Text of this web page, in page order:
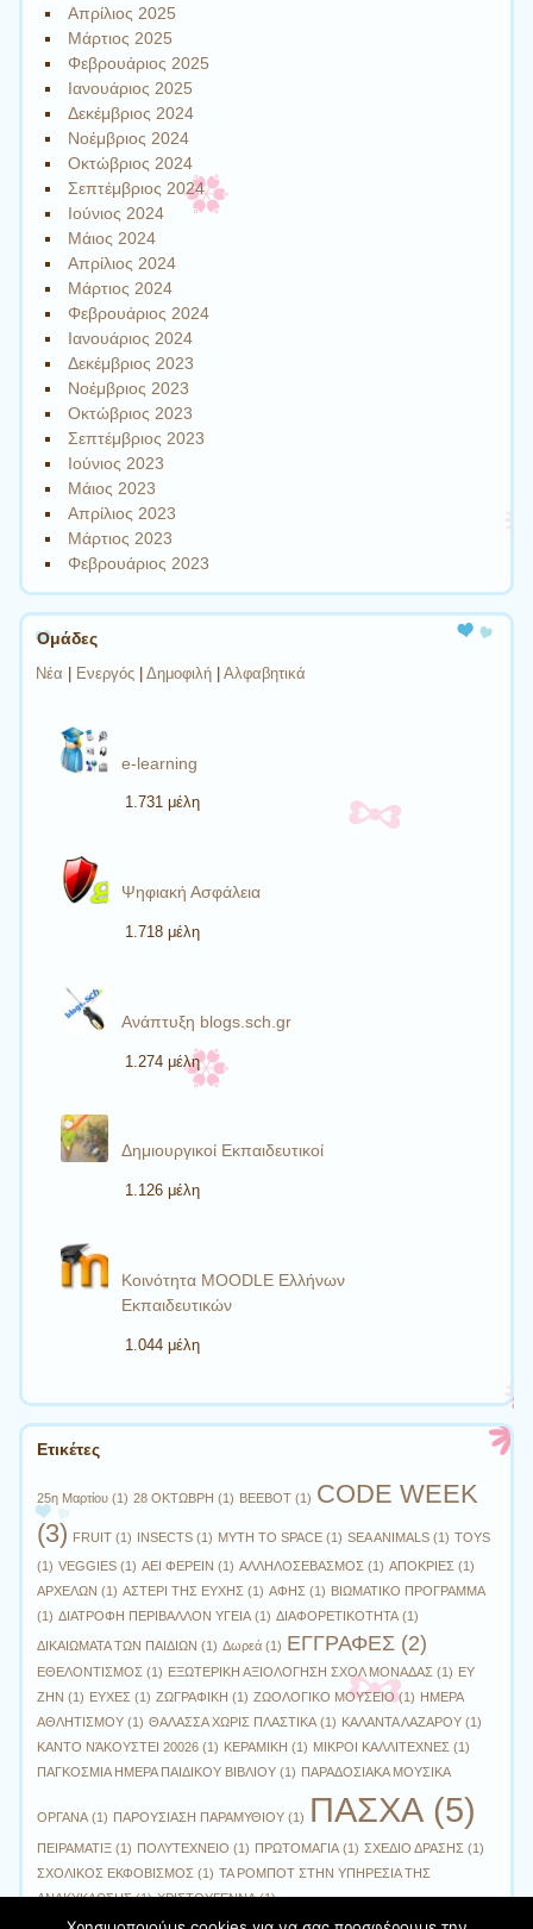
Απρίλιος 2025
Μάρτιος 2025
Φεβρουάριος 2025
Ιανουάριος 2025
Δεκέμβριος 2024
Νοέμβριος 2024
Οκτώβριος 2024
Σεπτέμβριος 2024
Ιούνιος 2024
Μάιος 2024
Απρίλιος 2024
Μάρτιος 2024
Φεβρουάριος 2024
Ιανουάριος 2024
Δεκέμβριος 2023
Νοέμβριος 2023
Οκτώβριος 2023
Σεπτέμβριος 2023
Ιούνιος 2023
Μάιος 2023
Απρίλιος 2023
Μάρτιος 2023
Φεβρουάριος 2023
Ομάδες
Νέα Ενεργός Δημοφιλή Αλφαβητικά
e-learning
1.731 μέλη
Ψηφιακή Ασφάλεια
1.718 μέλη
Ανάπτυξη blogs.sch.gr
1.274 μέλη
Δημιουργικοί Εκπαιδευτικοί
1.126 μέλη
Κοινότητα MOODLE Ελλήνων
Εκπαιδευτικών
1.044 μέλη
Ετικέτες
25η Μαρτίου (1) 28 ΟΚΤΩΒΡΗ (1) BEEBOT (1) CODE WEEK
(3) FRUIT (1) INSECTS (1) MYTH TO SPACE (1) SEA ANIMALS (1) TOYS
(1) VEGGIES (1) ΑΕΙ ΦΕΡΕΙΝ (1) ΑΛΛΗΛΟΣΕΒΑΣΜΟΣ (1) ΑΠΟΚΡΙΕΣ (1)
ΑΡΧΕΛΩΝ (1) ΑΣΤΕΡΙ ΤΗΣ ΕΥΧΗΣ (1) ΑΦΗΣ (1) ΒΙΩΜΑΤΙΚΟ ΠΡΟΓΡΑΜΜΑ
(1) ΔΙΑΤΡΟΦΗ ΠΕΡΙΒΑΛΛΟΝ ΥΓΕΙΑ (1) ΔΙΑΦΟΡΕΤΙΚΟΤΗΤΑ (1)
ΔΙΚΑΙΩΜΑΤΑ ΤΩΝ ΠΑΙΔΙΩΝ (1) Δωρεά (1) ΕΓΓΡΑΦΕΣ (2)
ΕΘΕΛΟΝΤΙΣΜΟΣ (1) ΕΞΩΤΕΡΙΚΗ ΑΞΙΟΛΟΓΗΣΗ ΣΧΟΛ ΜΟΝΑΔΑΣ (1) ΕΥ
ΖΗΝ (1) ΕΥΧΕΣ (1) ΖΩΓΡΑΦΙΚΗ (1) ΖΩΟΛΟΓΙΚΟ ΜΟΥΣΕΙΟ (1) ΗΜΕΡΑ
ΑΘΛΗΤΙΣΜΟΥ (1) ΘΑΛΑΣΣΑ ΧΩΡΙΣ ΠΛΑΣΤΙΚΑ (1) ΚΑΛΑΝΤΑ ΛΑΖΑΡΟΥ (1)
ΚΑΝΤΟ ΝΆΚΟΥΣΤΕΙ 20026 (1) ΚΕΡΑΜΙΚΗ (1) ΜΙΚΡΟΙ ΚΑΛΛΙΤΕΧΝΕΣ (1)
ΠΑΓΚΟΣΜΙΑ ΗΜΕΡΑ ΠΑΙΔΙΚΟΥ ΒΙΒΛΙΟΥ (1) ΠΑΡΑΔΟΣΙΑΚΑ ΜΟΥΣΙΚΑ
ΟΡΓΑΝΑ (1) ΠΑΡΟΥΣΙΑΣΗ ΠΑΡΑΜΥΘΙΟΥ (1) ΠΑΣΧΑ (5)
ΠΕΙΡΑΜΑΤΙΞ (1) ΠΟΛΥΤΕΧΝΕΙΟ (1) ΠΡΩΤΟΜΑΓΙΑ (1) ΣΧΕΔΙΟ ΔΡΑΣΗΣ (1)
ΣΧΟΛΙΚΟΣ ΕΚΦΟΒΙΣΜΟΣ (1) ΤΑ ΡΟΜΠΟΤ ΣΤΗΝ ΥΠΗΡΕΣΙΑ ΤΗΣ
ΑΝΑΚΥΚΛΩΣΗΣ(1) ΧΡΙΣΤΟΥΓΕΝΝΑ(1)